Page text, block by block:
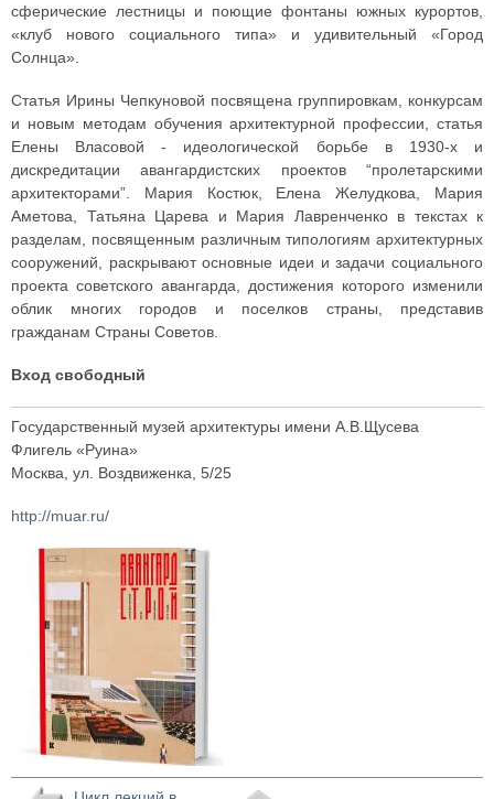
сферические лестницы и поющие фонтаны южных курортов,
«клуб нового социального типа» и удивительный «Город
Солнца».
Статья Ирины Чепкуновой посвящена группировкам, конкурсам
и новым методам обучения архитектурной профессии, статья
Елены Власовой - идеологической борьбе в 1930-х и
дискредитации авангардистских проектов “пролетарскими
архитекторами”. Мария Костюк, Елена Желудкова, Мария
Аметова, Татьяна Царева и Мария Лавренченко в текстах к
разделам, посвященным различным типологиям архитектурных
сооружений, раскрывают основные идеи и задачи социального
проекта советского авангарда, достижения которого изменили
облик многих городов и поселков страны, представив
гражданам Страны Советов.
Вход свободный
Государственный музей архитектуры имени А.В.Щусева
Флигель «Руина»
Москва, ул. Воздвиженка, 5/25
http://muar.ru/